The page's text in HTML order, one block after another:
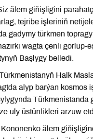
älem giňişligini
tejribe işleriniň
gadymy türkmen
wagta çenli görlüp-
Başlygy belledi.
Halk
alyp barýan kosmos
uly üstünlikleri arzuw
älem